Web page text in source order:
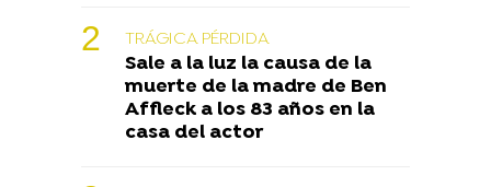
TRÁGICA PÉRDIDA
Sale a la luz la causa de la
muerte de la madre de Ben
Affleck a los 83 años en la
casa del actor